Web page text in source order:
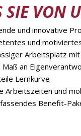
SIE VON
und innovative
und
Arbeitsplatz
an
Lernkurve
Arbeitszeiten und
Benefit-